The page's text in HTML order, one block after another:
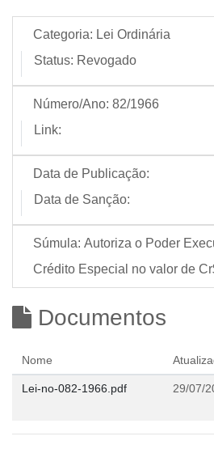
Categoria: Lei Ordinária
Status: Revogado
Número/Ano: 82/1966
Link:
Data de Publicação:
Data de Sanção:
Súmula: Autoriza o Poder
Crédito Especial no valor de
Documentos
Nome
Lei-no-082-1966.pdf 29/07/